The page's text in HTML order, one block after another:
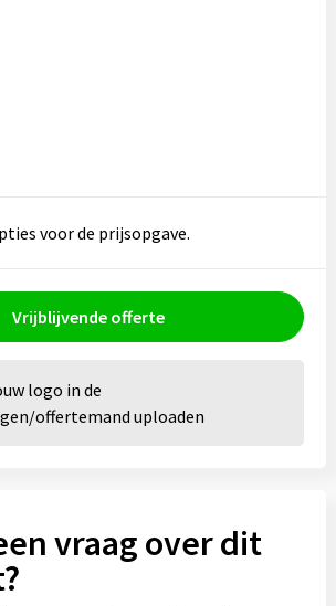
voor de prijsopgave.
Vrijblijvende offerte
logo in de
offertemand uploaden
vraag over dit